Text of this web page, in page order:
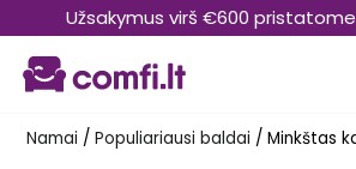
prie
turinio
Užsakymus virš €600
Namai / Populiariausi baldai / Minkštas